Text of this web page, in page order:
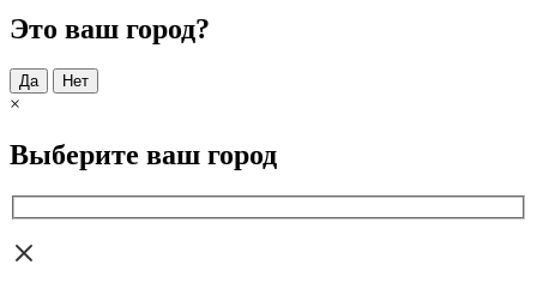
Это ваш город?
Да Нет
×
Выберите ваш город